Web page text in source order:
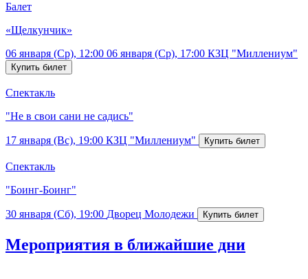
Балет
«Щелкунчик»
06 января (Ср), 12:00 06 января (Ср), 17:00 КЗЦ "Миллениум"
Спектакль
"Не в свои сани не садись"
17 января (Вс), 19:00 КЗЦ "Миллениум"
Спектакль
"Боинг-Боинг"
30 января (Сб), 19:00 Дворец Молодежи
Мероприятия в ближайшие дни